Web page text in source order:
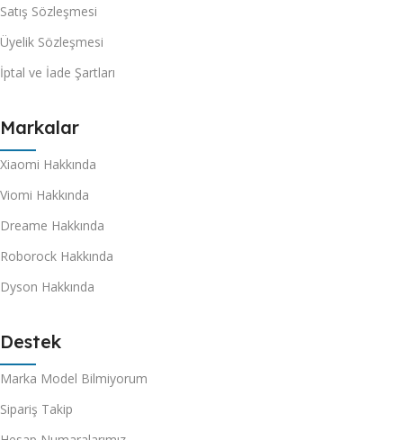
Satış Sözleşmesi
Üyelik Sözleşmesi
İptal ve İade Şartları
Markalar
Xiaomi Hakkında
Viomi Hakkında
Dreame Hakkında
Roborock Hakkında
Dyson Hakkında
Destek
Marka Model Bilmiyorum
Sipariş Takip